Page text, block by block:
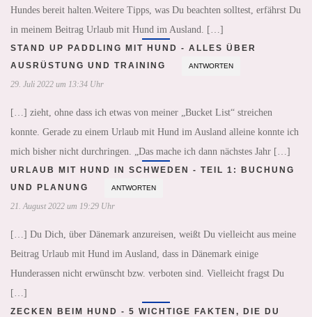
Hundes bereit halten.Weitere Tipps, was Du beachten solltest, erfährst Du
in meinem Beitrag Urlaub mit Hund im Ausland. […]
STAND UP PADDLING MIT HUND - ALLES ÜBER
AUSRÜSTUNG UND TRAINING
ANTWORTEN
29. Juli 2022 um 13:34 Uhr
[…] zieht, ohne dass ich etwas von meiner „Bucket List“ streichen
konnte. Gerade zu einem Urlaub mit Hund im Ausland alleine konnte ich
mich bisher nicht durchringen. „Das mache ich dann nächstes Jahr […]
URLAUB MIT HUND IN SCHWEDEN - TEIL 1: BUCHUNG
UND PLANUNG
ANTWORTEN
21. August 2022 um 19:29 Uhr
[…] Du Dich, über Dänemark anzureisen, weißt Du vielleicht aus meine
Beitrag Urlaub mit Hund im Ausland, dass in Dänemark einige
Hunderassen nicht erwünscht bzw. verboten sind. Vielleicht fragst Du
[…]
ZECKEN BEIM HUND - 5 WICHTIGE FAKTEN, DIE DU